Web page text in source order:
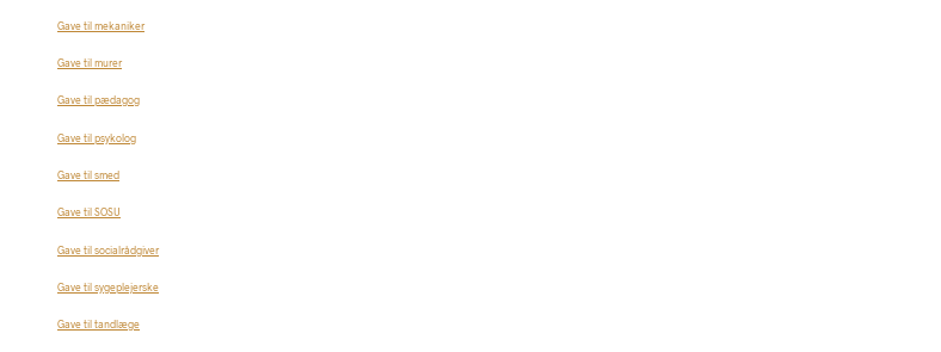
Gave til mekaniker
Gave til murer
Gave til pædagog
Gave til psykolog
Gave til smed
Gave til SOSU
Gave til socialrådgiver
Gave til sygeplejerske
Gave til tandlæge